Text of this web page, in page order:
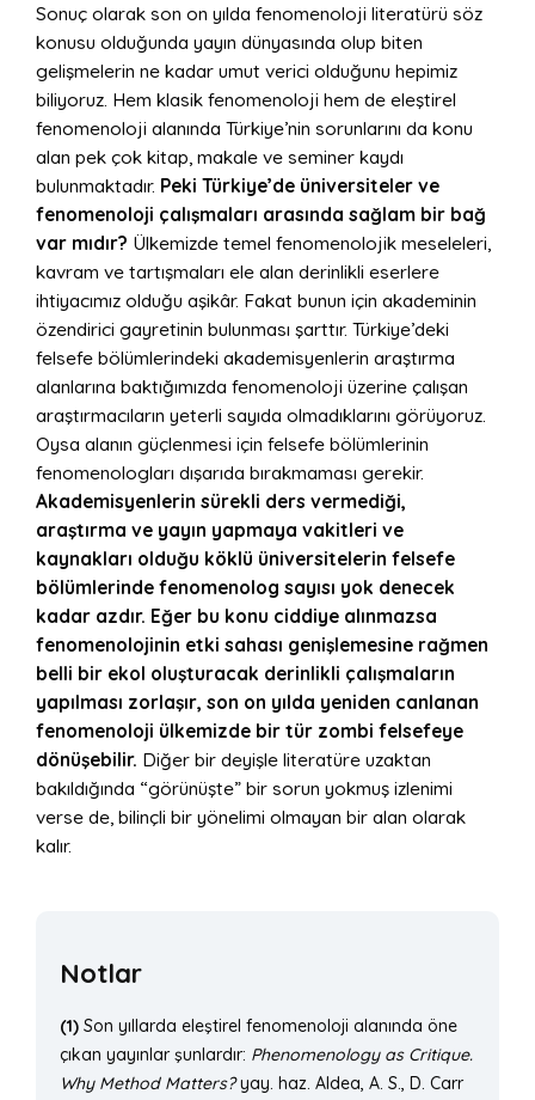
Sonuç olarak son on yılda fenomenoloji literatürü söz
konusu olduğunda yayın dünyasında olup biten
gelişmelerin ne kadar umut verici olduğunu hepimiz
biliyoruz. Hem klasik fenomenoloji hem de eleştirel
fenomenoloji alanında Türkiye’nin sorunlarını da konu
alan pek çok kitap, makale ve seminer kaydı
bulunmaktadır. Peki Türkiye’de üniversiteler ve
fenomenoloji çalışmaları arasında sağlam bir bağ
var mıdır? Ülkemizde temel fenomenolojik meseleleri,
kavram ve tartışmaları ele alan derinlikli eserlere
ihtiyacımız olduğu aşikâr. Fakat bunun için akademinin
özendirici gayretinin bulunması şarttır. Türkiye’deki
felsefe bölümlerindeki akademisyenlerin araştırma
alanlarına baktığımızda fenomenoloji üzerine çalışan
araştırmacıların yeterli sayıda olmadıklarını görüyoruz.
Oysa alanın güçlenmesi için felsefe bölümlerinin
fenomenologları dışarıda bırakmaması gerekir.
Akademisyenlerin sürekli ders vermediği,
araştırma ve yayın yapmaya vakitleri ve
kaynakları olduğu köklü üniversitelerin felsefe
bölümlerinde fenomenolog sayısı yok denecek
kadar azdır. Eğer bu konu ciddiye alınmazsa
fenomenolojinin etki sahası genişlemesine rağmen
belli bir ekol oluşturacak derinlikli çalışmaların
yapılması zorlaşır, son on yılda yeniden canlanan
fenomenoloji ülkemizde bir tür zombi felsefeye
dönüşebilir. Diğer bir deyişle literatüre uzaktan
bakıldığında “görünüşte” bir sorun yokmuş izlenimi
verse de, bilinçli bir yönelimi olmayan bir alan olarak
kalır.
Notlar
(1) Son yıllarda eleştirel fenomenoloji alanında öne
çıkan yayınlar şunlardır: Phenomenology as Critique.
Why Method Matters?yay. haz. Aldea, A. S., D. Carr